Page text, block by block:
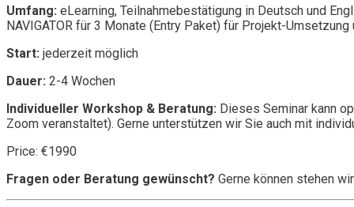
Umfang: eLearning, Teilnahmebestätigung in Deutsch und
NAVIGATOR für 3 Monate (Entry Paket) für Projekt-
Start: jederzeit möglich
Dauer: 2-4 Wochen
Individueller Workshop & Beratung: Dieses Seminar kann
Zoom veranstaltet). Gerne unterstützen wir Sie auch mit
Price: €1990
Fragen oder Beratung gewünscht? Gerne können stehen